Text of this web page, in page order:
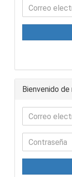
Bienvenido de